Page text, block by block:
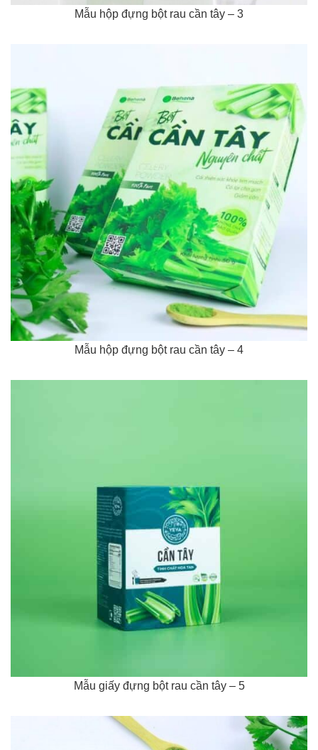
Mẫu hộp đựng bột rau cần tây – 3
Mẫu hộp đựng bột rau cần tây – 4
Mẫu giấy đựng bột rau cần tây – 5